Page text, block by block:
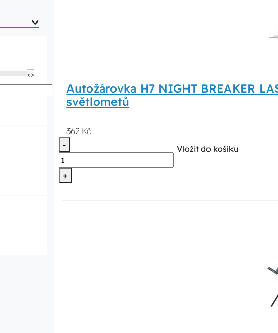
<>
Autožárovka H7 NIGHT BREAKER
světlometů
362 Kč
-
+
Vložit do košíku